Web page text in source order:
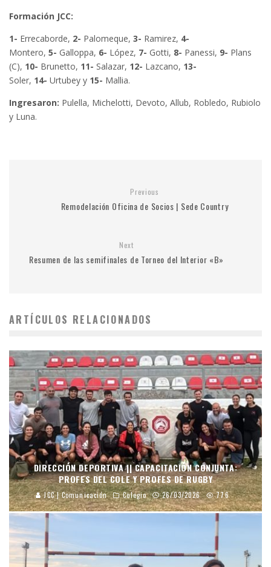
Formación JCC:
1- Errecaborde, 2- Palomeque, 3- Ramirez, 4-
Montero, 5- Galloppa, 6- López, 7- Gotti, 8- Panessi, 9- Plans
(C), 10- Brunetto, 11- Salazar, 12- Lazcano, 13-
Soler, 14- Urtubey y 15- Mallia.
Ingresaron: Pulella, Michelotti, Devoto, Allub, Robledo, Rubiolo
y Luna.
Previous
Remodelación Oficina de Socios | Sede Country
Next
Resumen de las semifinales de Torneo del Interior «B»
ARTÍCULOS RELACIONADOS
DIRECCIÓN DEPORTIVA || CAPACITACIÓN CONJUNTA:
PROFES DEL COLE Y PROFES DE RUGBY
JCC | Comunicación Colegio 26/03/2026 776